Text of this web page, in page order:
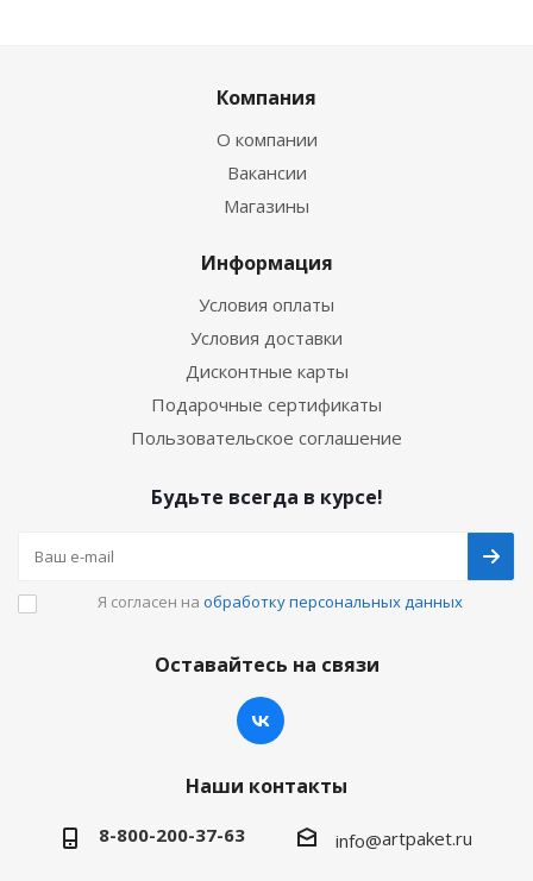
Компания
О компании
Вакансии
Магазины
Информация
Условия оплаты
Условия доставки
Дисконтные карты
Подарочные сертификаты
Пользовательское соглашение
Будьте всегда в курсе!
Я согласен на обработку персональных данных
Оставайтесь на связи
Наши контакты
8-800-200-37-63 info@artpaket.ru